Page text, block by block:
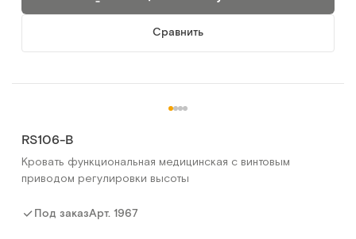
Сравнить
RS106-B
Кровать функциональная медицинская с винтовым
приводом регулировки высоты
Под заказАрт. 1967